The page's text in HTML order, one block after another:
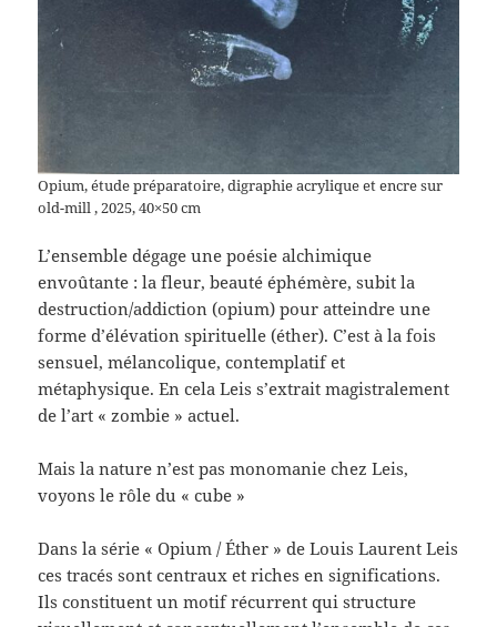
Opium, étude préparatoire, digraphie acrylique et encre sur
old-mill , 2025, 40×50 cm
L’ensemble dégage une poésie alchimique
envoûtante : la fleur, beauté éphémère, subit la
destruction/addiction (opium) pour atteindre une
forme d’élévation spirituelle (éther). C’est à la fois
sensuel, mélancolique, contemplatif et
métaphysique. En cela Leis s’extrait magistralement
de l’art « zombie » actuel.
Mais la nature n’est pas monomanie chez Leis,
voyons le rôle du « cube »
Dans la série « Opium / Éther » de Louis Laurent Leis
ces tracés sont centraux et riches en significations.
Ils constituent un motif récurrent qui structure